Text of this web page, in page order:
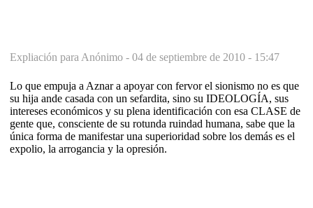
Expliación para Anónimo - 04 de septiembre de 2010 - 15:47
Lo que empuja a Aznar a apoyar con fervor el sionismo no es que
su hija ande casada con un sefardita, sino su IDEOLOGÍA, sus
intereses económicos y su plena identificación con esa CLASE de
gente que, consciente de su rotunda ruindad humana, sabe que la
única forma de manifestar una superioridad sobre los demás es el
expolio, la arrogancia y la opresión.